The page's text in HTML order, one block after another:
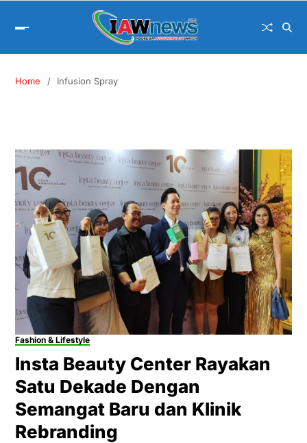
Home Infusion Spray
Fashion & Lifestyle
Insta Beauty Center Rayakan
Satu Dekade Dengan
Semangat Baru dan Klinik
Rebranding